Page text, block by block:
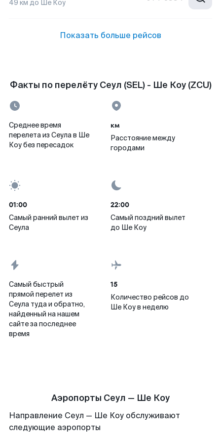
49 км до Ше Коу
Показать больше рейсов
Факты по перелёту Сеул (SEL) - Ше Коу (ZCU)
Среднее время
перелета из Сеула в Ше
Коу без пересадок
км
Расстояние между
городами
01:00
Самый ранний вылет из
Сеула
22:00
Самый поздний вылет
до Ше Коу
Самый быстрый
прямой перелет из
Сеула туда и обратно,
найденный на нашем
сайте за последнее
время
15
Количество рейсов до
Ше Коу в неделю
Аэропорты Сеул — Ше Коу
Направление Сеул — Ше Коу обслуживают
следующие аэропорты